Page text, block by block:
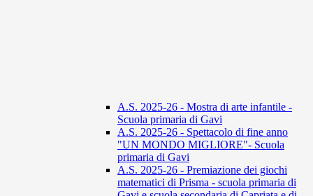
A.S. 2025-26 - Mostra di arte infantile -
Scuola primaria di Gavi
A.S. 2025-26 - Spettacolo di fine anno
"UN MONDO MIGLIORE"- Scuola
primaria di Gavi
A.S. 2025-26 - Premiazione dei giochi
matematici di Prisma - scuola primaria di